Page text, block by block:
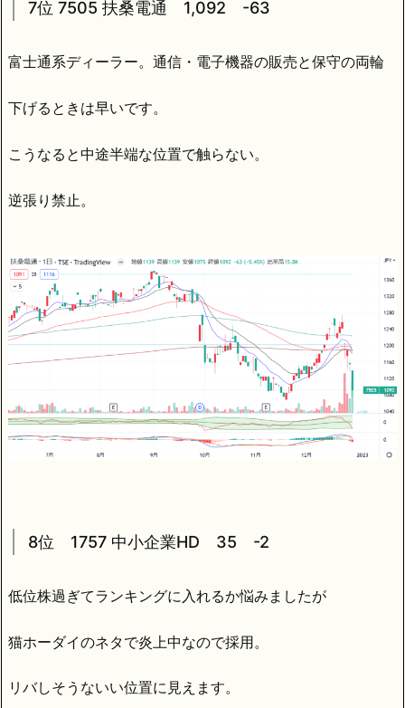
7位 7505 扶桑電通 1,092 -63
富士通系ディーラー。通信・電子機器の販売と保守の両輪
下げるときは早いです。
こうなると中途半端な位置で触らない。
逆張り禁止。
8位 1757 中小企業HD 35 -2
低位株過ぎてランキングに入れるか悩みましたが
猫ホーダイのネタで炎上中なので採用。
リバしそうないい位置に見えます。